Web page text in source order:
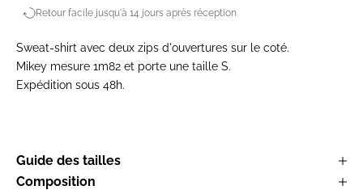
Retour facile jusqu'à 14 jours après réception
Sweat-shirt avec deux zips d'ouvertures sur le coté.
Mikey mesure 1m82 et porte une taille S.
Expédition sous 48h.
Guide des tailles
Composition